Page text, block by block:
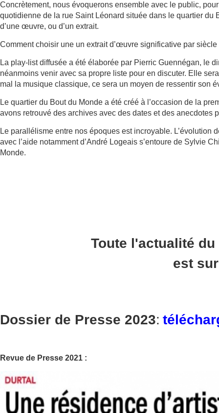
Concrètement, nous évoquerons ensemble avec le public,
quotidienne de la rue Saint Léonard située dans le quartier du
d’une œuvre, ou d’un extrait.
Comment choisir une un extrait d’œuvre significative par
La play-list diffusée a été élaborée par Pierric Guennégan, le
néanmoins venir avec sa propre liste pour en discuter. Elle
mal la musique classique, ce sera un moyen de ressentir son
Le quartier du Bout du Monde a été créé à l’occasion de la
avons retrouvé des archives avec des dates et des anecdotes
Le parallélisme entre nos époques est incroyable.
avec l’aide notamment d’André Logeais s’entoure de Sylvie
Monde.
Toute l'actualité
est
Dossier de Presse 2023:
Revue de Presse 2021 :